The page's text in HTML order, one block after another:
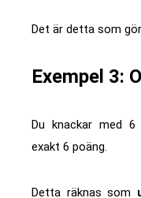
Det är detta som
Exempel 3:
Du knackar med
exakt 6 poäng.
Detta räknas som